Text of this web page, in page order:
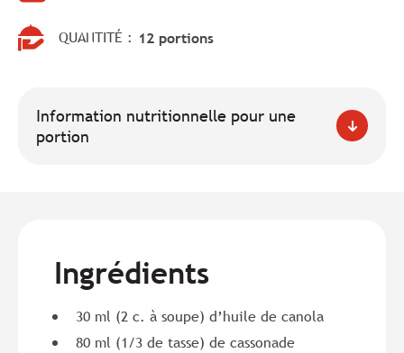
QUANTITÉ : 12 portions
Information nutritionnelle pour une
portion
Ingrédients
30 ml (2 c. à soupe) d’huile de canola
80 ml (1/3 de tasse) de cassonade